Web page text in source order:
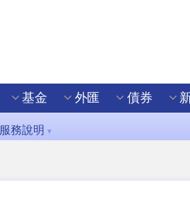
基金 外匯 債券
服務說明 ▼